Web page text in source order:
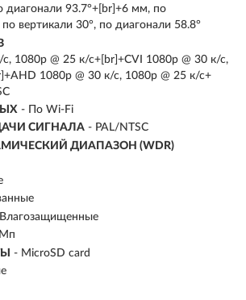
диагонали 93.7°+[br]+6 мм, по
по вертикали 30°, по диагонали 58.8°
1080p @ 25 к/с+[br]+CVI 1080p @ 30 к/с,
1080p @ 30 к/с, 1080p @ 25 к/с+
- По Wi-Fi
СИГНАЛА - PAL/NTSC
ДИАПАЗОН (WDR)
- MicroSD card